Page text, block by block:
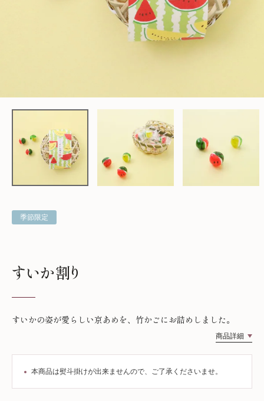
季節限定
すいか割り
すいかの姿が愛らしい京あめを、竹かごにお詰めしました。
商品詳細
本商品は熨斗掛けが出来ませんので、ご了承くださいませ。